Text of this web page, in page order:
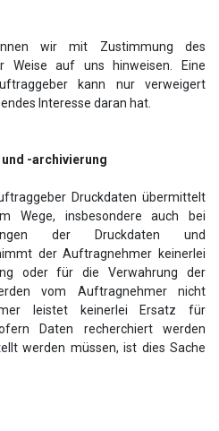
wir mit Zustimmung des
Weise auf uns hinweisen. Eine
kann nur verweigert
Interesse daran hat.
-archivierung
Druckdaten übermittelt
Wege, insbesondere auch bei
der Druckdaten und
der Auftragnehmer keinerlei
oder für die Verwahrung der
vom Auftragnehmer nicht
leistet keinerlei Ersatz für
Daten recherchiert werden
werden müssen, ist dies Sache